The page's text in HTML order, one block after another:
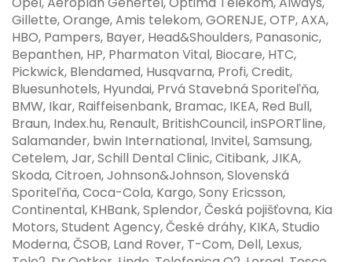
Gillette, Orange, Amis telekom, GORENJE, OTP, AXA,
HBO, Pampers, Bayer, Head&Shoulders, Panasonic,
Bepanthen, HP, Pharmaton Vital, Biocare, HTC,
Pickwick, Blendamed, Husqvarna, Profi, Credit,
Bluesunhotels, Hyundai, Prvá Stavebná Sporiteľňa,
BMW, Ikar, Raiffeisenbank, Bramac, IKEA, Red Bull,
Braun, Index.hu, Renault, BritishCouncil, inSPORTline,
Salamander, bwin International, Invitel, Samsung,
Cetelem, Jar, Schill Dental Clinic, Citibank, JIKA,
Skoda, Citroen, Johnson&Johnson, Slovenská
Sporiteľňa, Coca-Cola, Kargo, Sony Ericsson,
Continental, KHBank, Splendor, Česká pojišťovna, Kia
Motors, Student Agency, České dráhy, KIKA, Studio
Moderna, ČSOB, Land Rover, T-Com, Dell, Lexus,